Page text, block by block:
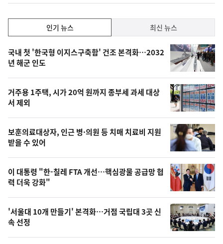
기,
최
신,
오
늘
의
영
상
오
늘
의
사
진
인기 뉴스 최신 뉴스
기
뉴
스
국내 첫 '한국형 이지스구축함' 건조 본격화…2032
년 해군 인도
거주용 1주택, 시가 20억 원까지 종부세 과세 대상
서 제외
보훈의료대상자, 인근 병·의원 등 치매 치료비 지원
받을 수 있어
이 대통령 "한-칠레 FTA 개선…핵심광물 공급망 협
력 더욱 강화"
'서울대 10개 만들기' 본격화…거점 국립대 3곳 신
속 선정